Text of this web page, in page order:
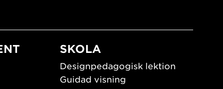
SKOLA
Designpedagogisk lektion
Guidad visning